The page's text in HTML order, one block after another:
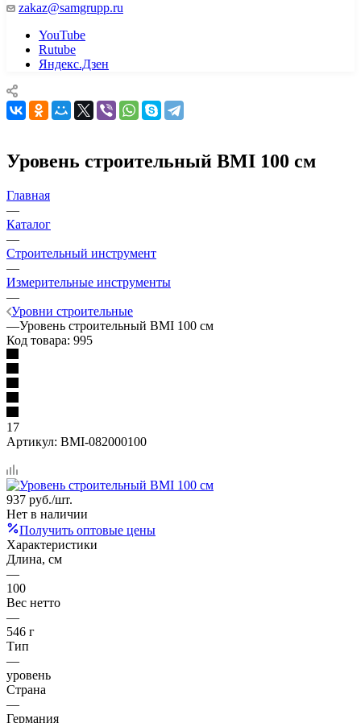
zakaz@samgrupp.ru
YouTube
Rutube
Яндекс.Дзен
Уровень строительный BMI 100 см
Главная
—
Каталог
—
Строительный инструмент
—
Измерительные инструменты
—
Уровни строительные
—Уровень строительный BMI 100 см
Код товара: 995
17
Артикул: BMI-082000100
937 руб./шт.
Нет в наличии
Получить оптовые цены
Характеристики
Длина, см
—
100
Вес нетто
—
546 г
Тип
—
уровень
Страна
—
Германия